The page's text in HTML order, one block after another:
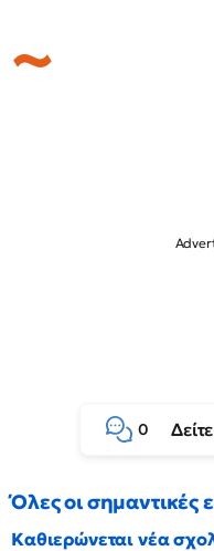
0
Όλες οι σημαντικές
Καθιερώνεται νέα